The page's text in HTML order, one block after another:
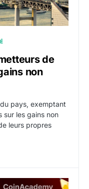
de
non
pays, exemptant
sur les gains non
leurs propres
: quelles solutions ?